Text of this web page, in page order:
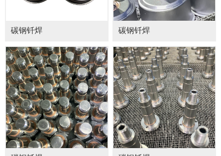
碳钢钎焊 碳钢钎焊